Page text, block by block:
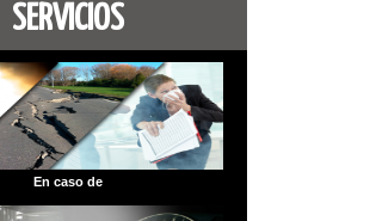
SERVICIOS
En caso de